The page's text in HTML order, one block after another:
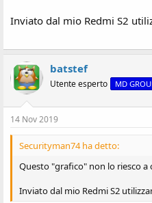
Inviato dal mio Redmi S2
batstef
Utente esperto MD
14 Nov 2019
Securityman74 ha detto:
Questo "grafico" non lo riesco a
Inviato dal mio Redmi S2